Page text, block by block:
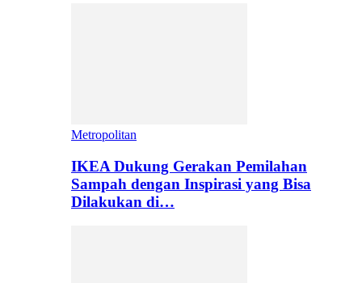
Metropolitan
IKEA Dukung Gerakan Pemilahan
Sampah dengan Inspirasi yang Bisa
Dilakukan di…